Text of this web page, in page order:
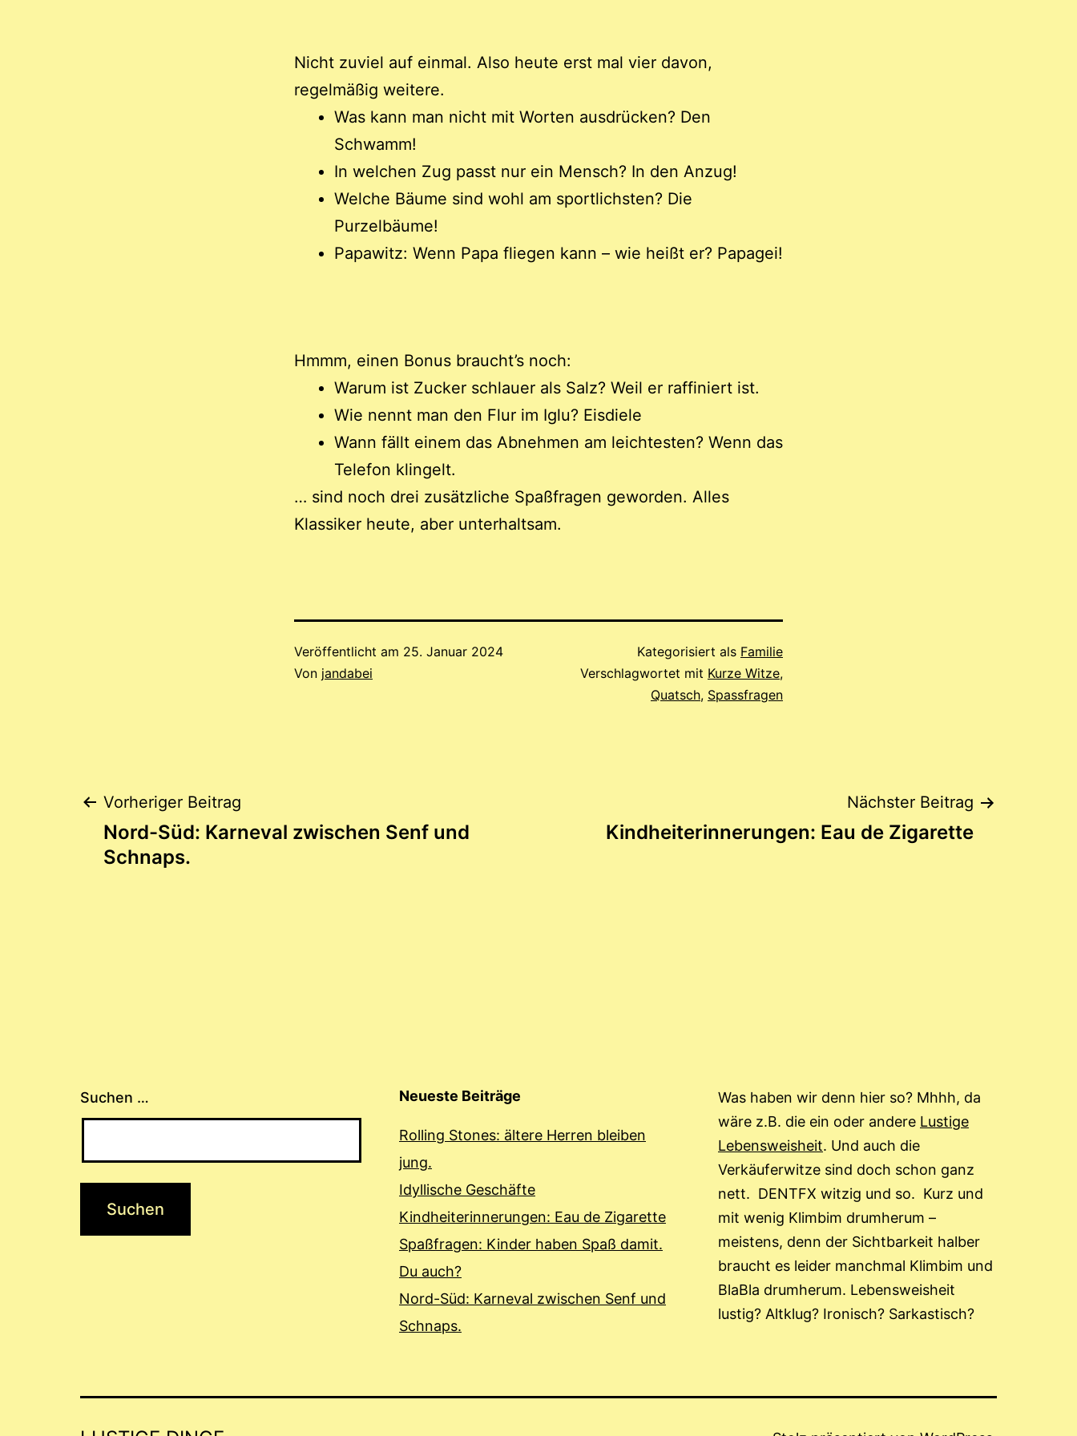
Nicht zuviel auf einmal. Also heute erst mal vier davon,
regelmäßig weitere.
Was kann man nicht mit Worten ausdrücken? Den
Schwamm!
In welchen Zug passt nur ein Mensch? In den Anzug!
Welche Bäume sind wohl am sportlichsten? Die
Purzelbäume!
Papawitz: Wenn Papa fliegen kann – wie heißt er? Papagei!
Hmmm, einen Bonus braucht’s noch:
Warum ist Zucker schlauer als Salz? Weil er raffiniert ist.
Wie nennt man den Flur im Iglu? Eisdiele
Wann fällt einem das Abnehmen am leichtesten? Wenn das
Telefon klingelt.
… sind noch drei zusätzliche Spaßfragen geworden. Alles
Klassiker heute, aber unterhaltsam.
Veröffentlicht am 25. Januar 2024
Von jandabei
Kategorisiert als Familie
Verschlagwortet mit Kurze Witze,
Quatsch, Spassfragen
Beitragsnavigation
Vorheriger Beitrag
Nord-Süd: Karneval zwischen Senf und
Schnaps.
Nächster Beitrag
Kindheiterinnerungen: Eau de Zigarette
Suchen … Neueste Beiträge
Rolling Stones: ältere Herren bleiben
jung.
Idyllische Geschäfte
Kindheiterinnerungen: Eau de Zigarette
Spaßfragen: Kinder haben Spaß damit.
Du auch?
Nord-Süd: Karneval zwischen Senf und
Schnaps.
Was haben wir denn hier so? Mhhh, da
wäre z.B. die ein oder andere Lustige
Lebensweisheit. Und auch die
Verkäuferwitze sind doch schon ganz
nett. DENTFX witzig und so. Kurz und
mit wenig Klimbim drumherum –
meistens, denn der Sichtbarkeit halber
braucht es leider manchmal Klimbim und
BlaBla drumherum. Lebensweisheit
lustig? Altklug? Ironisch? Sarkastisch?